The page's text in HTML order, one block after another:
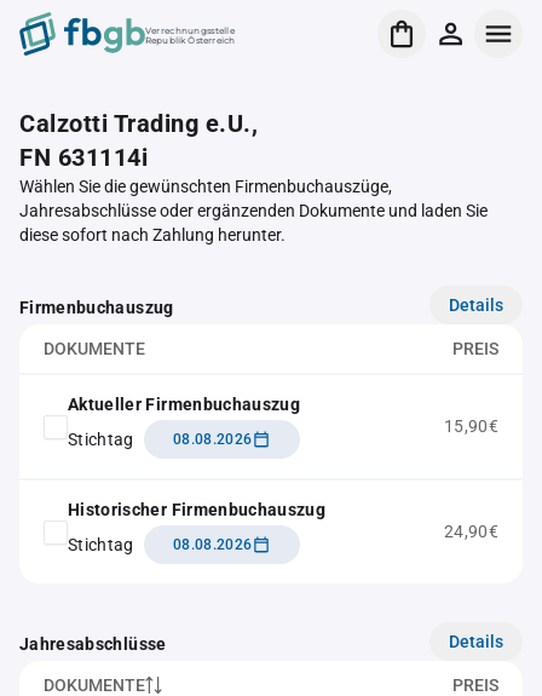
Verrechnungsstelle
Republik Österreich
Calzotti Trading e.U.,
FN 631114i
Wählen Sie die gewünschten Firmenbuchauszüge,
Jahresabschlüsse oder ergänzenden Dokumente und laden Sie
diese sofort nach Zahlung herunter.
Firmenbuchauszug Details
DOKUMENTE PREIS
Aktueller Firmenbuchauszug
Stichtag
08.08.2026
15,90€
Historischer Firmenbuchauszug
Stichtag
08.08.2026
24,90€
Jahresabschlüsse Details
DOKUMENTE PREIS